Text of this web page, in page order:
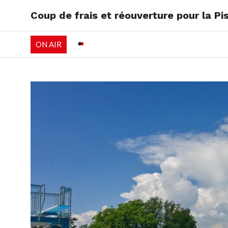
RADIO
Coup de frais et réouverture pour la
ON AIR